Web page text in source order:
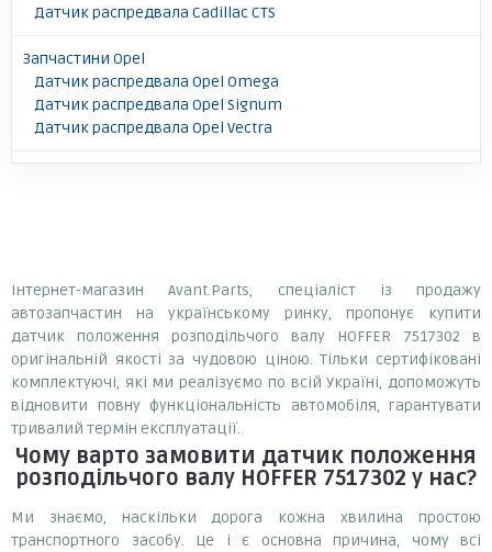
Датчик распредвала Cadillac CTS
Запчастини Opel
Датчик распредвала Opel Omega
Датчик распредвала Opel Signum
Датчик распредвала Opel Vectra
Інтернет-магазин Avant.Parts, спеціаліст із продажу
автозапчастин на українському ринку, пропонує купити
датчик положення розподільчого валу HOFFER 7517302 в
оригінальній якості за чудовою ціною. Тільки сертифіковані
комплектуючі, які ми реалізуємо по всій Україні, допоможуть
відновити повну функціональність автомобіля, гарантувати
тривалий термін експлуатації.
Чому варто замовити датчик положення
розподільчого валу HOFFER 7517302 у нас?
Ми знаємо, наскільки дорога кожна хвилина простою
транспортного засобу. Це і є основна причина, чому всі